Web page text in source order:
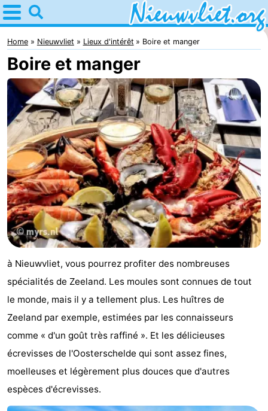
Home
Nieuwvliet
Astuces
Avec
les
enfants
Passer
la
nuit
Appartements
Campings
Chaumières
-
Meersee
Beach
Nieuwvliet-
-
Meulinge
EuroParcs
-
Noordzee
-
Home Nieuwvliet Lieux d'intérêt Boire et manger
Boire et manger
à Nieuwvliet, vous pourrez profiter des nombreuses
spécialités de Zeeland. Les moules sont connues de tout
le monde, mais il y a tellement plus. Les huîtres de
Zeeland par exemple, estimées par les connaisseurs
comme « d'un goût très raffiné ». Et les délicieuses
écrevisses de l'Oosterschelde qui sont assez fines,
moelleuses et légèrement plus douces que d'autres
espèces d'écrevisses.